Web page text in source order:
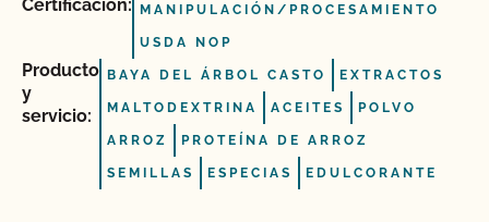
Certificación: MANIPULACIÓN/PROCESAMIENTO
USDA NOP
Producto
y
servicio:
BAYA DEL ÁRBOL CASTO EXTRACTOS
MALTODEXTRINA ACEITES POLVO
ARROZ PROTEÍNA DE ARROZ
SEMILLAS ESPECIAS EDULCORANTE